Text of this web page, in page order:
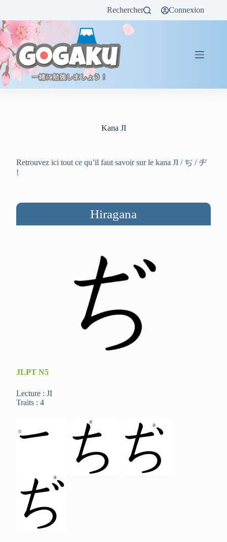
Rechercher Connexion
Kana JI
Retrouvez ici tout ce qu’il faut savoir sur le kana JI / ぢ / ヂ
!
Hiragana
JLPT N5
Lecture : JI
Traits : 4